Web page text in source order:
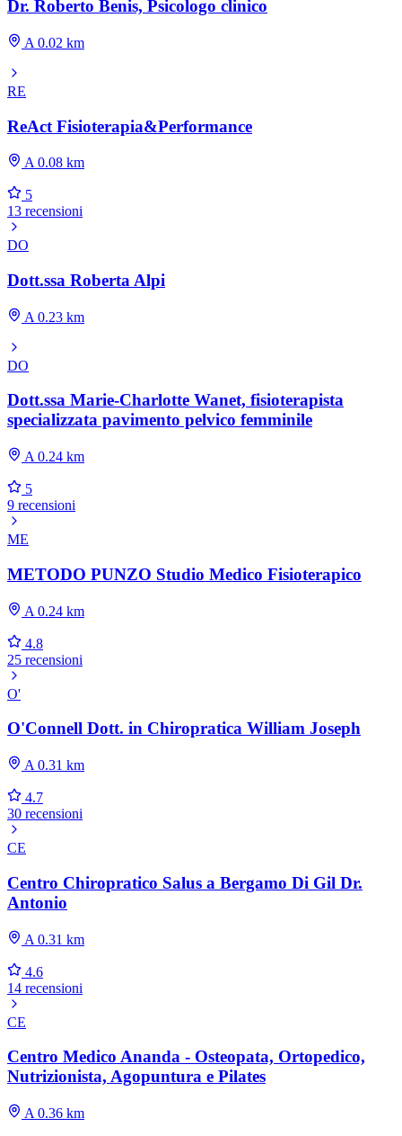
Dr. Roberto Benis, Psicologo clinico
A 0.02 km
RE
ReAct Fisioterapia&Performance
A 0.08 km
5
13 recensioni
DO
Dott.ssa Roberta Alpi
A 0.23 km
DO
Dott.ssa Marie-Charlotte Wanet, fisioterapista
specializzata pavimento pelvico femminile
A 0.24 km
5
9 recensioni
ME
METODO PUNZO Studio Medico Fisioterapico
A 0.24 km
4.8
25 recensioni
O'
O'Connell Dott. in Chiropratica William Joseph
A 0.31 km
4.7
30 recensioni
CE
Centro Chiropratico Salus a Bergamo Di Gil Dr.
Antonio
A 0.31 km
4.6
14 recensioni
CE
Centro Medico Ananda - Osteopata, Ortopedico,
Nutrizionista, Agopuntura e Pilates
A 0.36 km